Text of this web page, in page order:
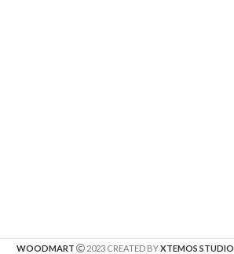
WOODMART 2023 CREATED BYXTEMOS STUDIO